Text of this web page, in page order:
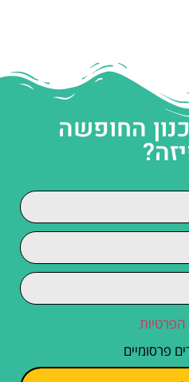
החופשה
הפרטיות
פרסומיים